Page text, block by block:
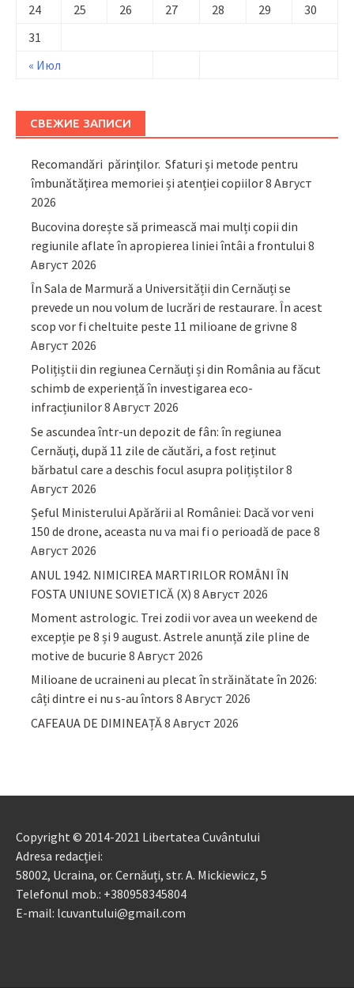
« Июл
24
25 26 27 28 29
30
31
СВЕЖИЕ ЗАПИСИ
Recomandări părinţilor. Sfaturi și metode pentru
îmbunătățirea memoriei și atenției copiilor8 Август
2026
Bucovina dorește să primească mai mulți copii din
regiunile aflate în apropierea liniei întâi a frontului 8
Август 2026
În Sala de Marmură a Universității din Cernăuți se
prevede un nou volum de lucrări de restaurare. În acest
scop vor fi cheltuite peste 11 milioane de grivne 8
Август 2026
Polițiștii din regiunea Cernăuți și din România au făcut
schimb de experiență în investigarea eco-
infracțiunilor8 Август 2026
Se ascundea într-un depozit de fân: în regiunea
Cernăuți, după 11 zile de căutări, a fost reținut
bărbatul care a deschis focul asupra polițiștilor8
Август 2026
Șeful Ministerului Apărării al României: Dacă vor veni
150 de drone, aceasta nu va mai fi o perioadă de pace 8
Август 2026
ANUL 1942. NIMICIREA MARTIRILOR ROMÂNI ÎN
FOSTA UNIUNE SOVIETICĂ (X) 8 Август 2026
Moment astrologic. Trei zodii vor avea un weekend de
excepție pe 8 și 9 august. Astrele anunță zile pline de
motive de bucurie 8 Август 2026
Milioane de ucraineni au plecat în străinătate în 2026:
câți dintre ei nu s-au întors 8 Август 2026
CAFEAUA DE DIMINEAȚĂ8 Август 2026
Copyright © 2014-2021 Libertatea Cuvântului
Adresa redacției:
58002, Ucraina, or. Cernăuți, str. A. Mickiewicz, 5
Telefonul mob.: +380958345804
E-mail: lcuvantului@gmail.com